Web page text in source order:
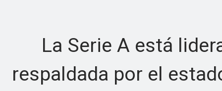
La Serie A está
respaldada por el